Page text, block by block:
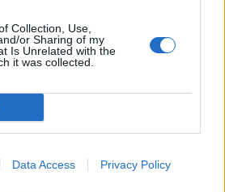
Collection, Use,
or Sharing of my
Is Unrelated with the
it was collected.
Data Access Privacy Policy
e
nisin së shpejti
monitorimin